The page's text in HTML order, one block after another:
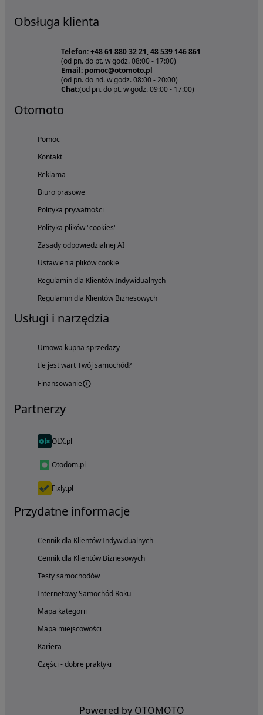
Obsługa klienta
Telefon: +48 61 880 32 21, 48 539 146 861
(od pn. do pt. w godz. 08:00 - 17:00)
Email: pomoc@otomoto.pl
(od pn. do nd. w godz. 08:00 - 20:00)
Chat:(od pn. do pt. w godz. 09:00 - 17:00)
Otomoto
Pomoc
Kontakt
Reklama
Biuro prasowe
Polityka prywatności
Polityka plików "cookies"
Zasady odpowiedzialnej AI
Ustawienia plików cookie
Regulamin dla Klientów Indywidualnych
Regulamin dla Klientów Biznesowych
Usługi i narzędzia
Umowa kupna sprzedaży
Ile jest wart Twój samochód?
Finansowanie
Partnerzy
OLX.pl
Otodom.pl
Fixly.pl
Przydatne informacje
Cennik dla Klientów Indywidualnych
Cennik dla Klientów Biznesowych
Testy samochodów
Internetowy Samochód Roku
Mapa kategorii
Mapa miejscowości
Kariera
Części - dobre praktyki
Powered by OTOMOTO